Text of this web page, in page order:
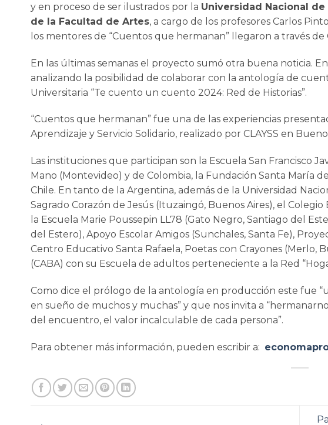
y en proceso de ser ilustrados por la Universidad Nacional de
de la Facultad de Artes, a cargo de los profesores Carlos
los mentores de “Cuentos que hermanan” llegaron a través de
En las últimas semanas el proyecto sumó otra buena noticia.
analizando la posibilidad de colaborar con la antología de
Universitaria “Te cuento un cuento 2024: Red de Historias”.
“Cuentos que hermanan” fue una de las experiencias
Aprendizaje y Servicio Solidario, realizado por CLAYSS en
Las instituciones que participan son la Escuela San Francisco
Mano (Montevideo) y de Colombia, la Fundación Santa María
Chile. En tanto de la Argentina, además de la Universidad
Sagrado Corazón de Jesús (Ituzaingó, Buenos Aires), el
la Escuela Marie Poussepin LL78 (Gato Negro, Santiago del
del Estero), Apoyo Escolar Amigos (Sunchales, Santa Fe),
Centro Educativo Santa Rafaela, Poetas con Crayones (Merlo,
(CABA) con su Escuela de adultos perteneciente a la Red
Como dice el prólogo de la antología en producción este fue
en sueño de muchos y muchas” y que nos invita a
del encuentro, el valor incalculable de cada persona”.
Para obtener más información, pueden escribir a: